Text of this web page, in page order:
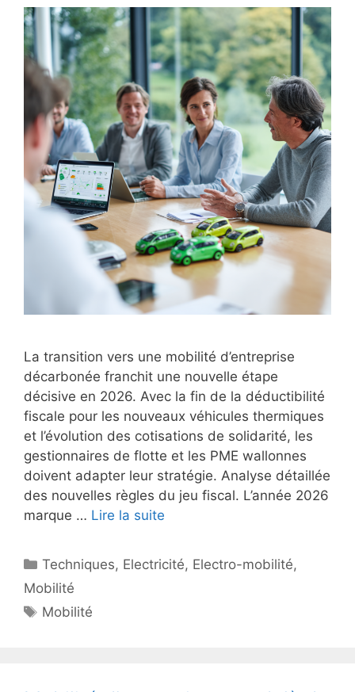
La transition vers une mobilité d’entreprise
décarbonée franchit une nouvelle étape
décisive en 2026. Avec la fin de la déductibilité
fiscale pour les nouveaux véhicules thermiques
et l’évolution des cotisations de solidarité, les
gestionnaires de flotte et les PME wallonnes
doivent adapter leur stratégie. Analyse détaillée
des nouvelles règles du jeu fiscal. L’année 2026
marque … Lire la suite
Catégories
Techniques, Electricité, Electro-mobilité,
Mobilité
Étiquettes
Mobilité